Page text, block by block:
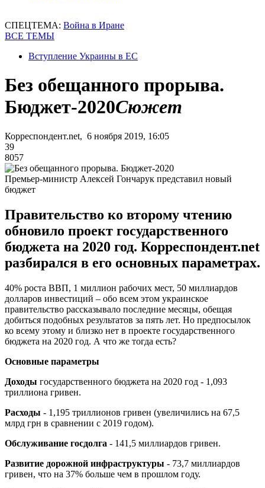
СПЕЦТЕМА: Война в Иране
ВСЕ ТЕМЫ
Вступление Украины в ЕС
Без обещанного прорыва.
Бюджет-2020Сюжет
Корреспондент.net, 6 ноября 2019, 16:05
39
8057
Премьер-министр Алексей Гончарук представил новый
бюджет
Правительство ко второму чтению
обновило проект государственного
бюджета на 2020 год. Корреспондент.net
разбирался в его основных параметрах.
40% роста ВВП, 1 миллион рабочих мест, 50 миллиардов
долларов инвестиций – обо всем этом украинское
правительство рассказывало последние месяцы, обещая
добиться подобных результатов за пять лет. Но предпосылок
ко всему этому и близко нет в проекте государственного
бюджета на 2020 год. А что же тогда есть?
Основные параметры
Доходы государственного бюджета на 2020 год - 1,093
триллиона гривен.
Расходы - 1,195 триллионов гривен (увеличились на 67,5
млрд грн в сравнении с 2019 годом).
Обслуживание госдолга - 141,5 миллиардов гривен.
Развитие дорожной инфраструктуры - 73,7 миллиардов
гривен, что на 37% больше чем в прошлом году.